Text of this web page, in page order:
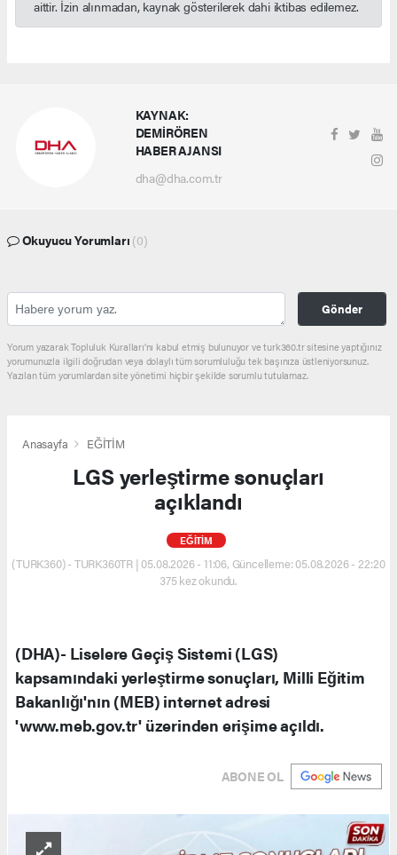
aittir. İzin alınmadan, kaynak gösterilerek dahi iktibas edilemez.
KAYNAK:
DEMİRÖREN
HABER AJANSI
dha@dha.com.tr
Okuyucu Yorumları (0)
Gönder
Yorum yazarak Topluluk Kuralları’nı kabul etmiş bulunuyor ve turk360.tr sitesine yaptığınız
yorumunuzla ilgili doğrudan veya dolaylı tüm sorumluluğu tek başınıza üstleniyorsunuz.
Yazılan tüm yorumlardan site yönetimi hiçbir şekilde sorumlu tutulamaz.
Anasayfa EĞİTİM
LGS yerleştirme sonuçları
açıklandı
EĞİTİM
(TURK360) - TURK360TR | 05.08.2026 - 11:06, Güncelleme: 05.08.2026 - 22:20
375 kez okundu.
(DHA)- Liselere Geçiş Sistemi (LGS)
kapsamındaki yerleştirme sonuçları, Milli Eğitim
Bakanlığı'nın (MEB) internet adresi
'www.meb.gov.tr' üzerinden erişime açıldı.
ABONE OL